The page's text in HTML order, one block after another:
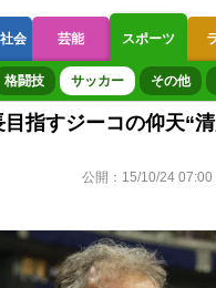
会 芸能 スポーツ
輪 オートレース
格闘技 サッカー その他
指すジーコの仰天“
公開： 15/10/24 07:00